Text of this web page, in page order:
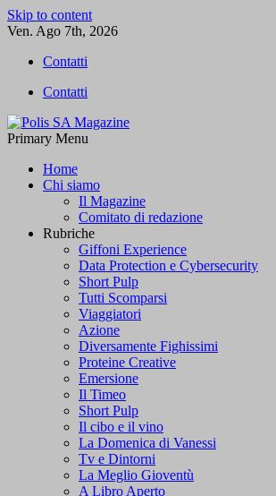
Skip to content
Ven. Ago 7th, 2026
Contatti
Contatti
Primary Menu
Home
Chi siamo
Il Magazine
Comitato di redazione
Rubriche
Giffoni Experience
Data Protection e Cybersecurity
Short Pulp
Tutti Scomparsi
Viaggiatori
Azione
Diversamente Fighissimi
Proteine Creative
Emersione
Il Timeo
Short Pulp
Il cibo e il vino
La Domenica di Vanessi
Tv e Dintorni
La Meglio Gioventù
A Libro Aperto